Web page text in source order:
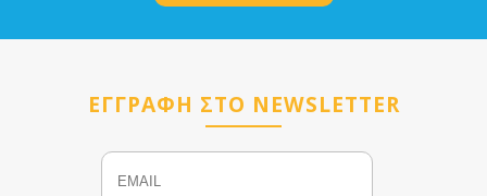
ΕΓΓΡΑΦΗ ΣΤΟ NEWSLETTER
Email